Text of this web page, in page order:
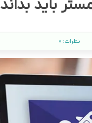
فروشگاه با نرم افزار
حسابداری
باید بداند
نظرات: 0